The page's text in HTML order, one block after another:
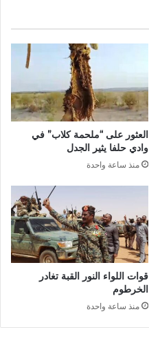
العثور على “ملحمة كلاب” في
وادي حلفا يثير الجدل
منذ ساعة واحدة
قوات اللواء النور القبة تغادر
الخرطوم
منذ ساعة واحدة